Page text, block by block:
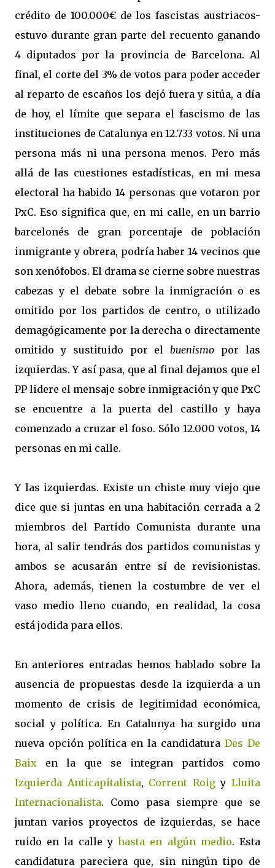
crédito de 100.000€ de los fascistas austriacos-
estuvo durante gran parte del recuento ganando
4 diputados por la provincia de Barcelona. Al
final, el corte del 3% de votos para poder acceder
al reparto de escaños los dejó fuera y sitúa, a día
de hoy, el límite que separa el fascismo de las
instituciones de Catalunya en 12.733 votos. Ni una
persona más ni una persona menos. Pero más
allá de las cuestiones estadísticas, en mi mesa
electoral ha habido 14 personas que votaron por
PxC. Eso significa que, en mi calle, en un barrio
barcelonés de gran porcentaje de población
inmigrante y obrera, podría haber 14 vecinos que
son xenófobos. El drama se cierne sobre nuestras
cabezas y el debate sobre la inmigración o es
omitido por los partidos de centro, o utilizado
demagógicamente por la derecha o directamente
omitido y sustituido por elbuenismo por las
izquierdas. Y así pasa, que al final dejamos que el
PP lidere el mensaje sobre inmigración y que PxC
se encuentre a la puerta del castillo y haya
comenzado a cruzar el foso. Sólo 12.000 votos, 14
personas en mi calle.
Y las izquierdas. Existe un chiste muy viejo que
dice que si juntas en una habitación cerrada a 2
miembros del Partido Comunista durante una
hora, al salir tendrás dos partidos comunistas y
ambos se acusarán entre sí de revisionistas.
Ahora, además, tienen la costumbre de ver el
vaso medio lleno cuando, en realidad, la cosa
está jodida para ellos.
En anteriores entradas hemos hablado sobre la
ausencia de propuestas desde la izquierda a un
momento de crisis de legitimidad económica,
social y política. En Catalunya ha surgido una
nueva opción política en la candidatura Des De
Baix en la que se integran partidos como
Izquierda Anticapitalista, Corrent RoigyLluita
Internacionalista. Como pasa siempre que se
juntan varios proyectos de izquierdas, se hace
ruido en la calle yhasta en algún medio. Esta
candidatura pareciera que, sin ningún tipo de